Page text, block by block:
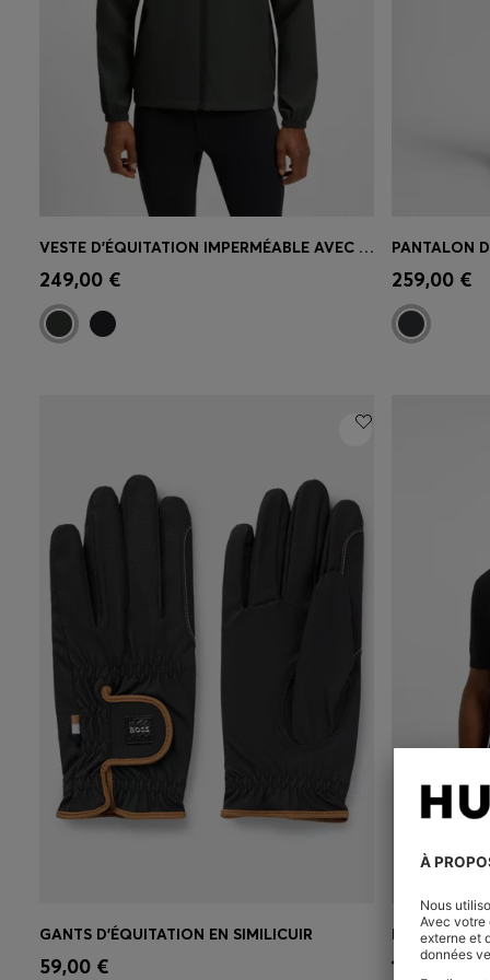
Achat rapide
taille)
VESTE D’ÉQUITATION IMPERMÉABLE AVEC CAPUCHE AJUSTABLE
249,00 € Achat
taille)
259,00 €
Achat rapide
taille)
GANTS D’ÉQUITATION EN SIMILICUIR
59,00 € Achat
taille)
179,00 €